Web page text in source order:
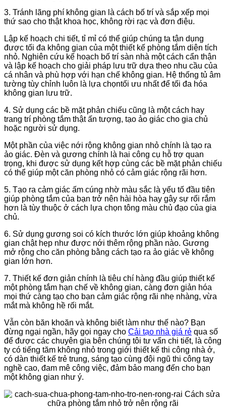
3. Tránh lãng phí không gian là cách bố trí và sắp xếp mọi
thứ sao cho thật khoa học, không rời rạc và đơn điệu.
Lập kế hoạch chi tiết, tỉ mỉ có thể giúp chúng ta tận dụng
được tối đa không gian của một thiết kế phòng tắm diện tích
nhỏ. Nghiên cứu kế hoạch bố trí sàn nhà một cách cẩn thận
và lập kế hoạch cho giải pháp lưu trữ dựa theo nhu cầu của
cá nhân và phù hợp với hạn chế không gian. Hệ thống tủ âm
tường tùy chỉnh luôn là lựa chọntối ưu nhất để tối đa hóa
không gian lưu trữ.
4. Sử dụng các bề mặt phản chiếu cũng là một cách hay
trang trí phòng tắm thật ấn tượng, tạo ảo giác cho gia chủ
hoặc người sử dụng.
Một phần của việc nới rộng không gian nhỏ chính là tạo ra
ảo giác. Đèn và gương chính là hai công cụ hỗ trợ quan
trọng, khi được sử dụng kết hợp cùng các bề mặt phản chiếu
có thể giúp một căn phòng nhỏ có cảm giác rộng rãi hơn.
5. Tạo ra cảm giác ấm cúng nhờ màu sắc là yếu tố đầu tiên
giúp phòng tắm của bạn trở nên hài hòa hay gây sự rối rắm
hơn là tùy thuộc ở cách lựa chọn tông màu chủ đạo của gia
chủ.
6. Sử dụng gương soi có kích thước lớn giúp khoảng không
gian chật hẹp như được nới thêm rộng phần nào. Gương
mở rộng cho căn phòng bằng cách tạo ra ảo giác về không
gian lớn hơn.
7. Thiết kế đơn giản chính là tiêu chí hàng đầu giúp thiết kế
một phòng tắm hạn chế về không gian, càng đơn giản hóa
mọi thứ càng tạo cho bạn cảm giác rộng rãi nhẹ nhàng, vừa
mắt mà không hề rối mắt.
Vẫn còn băn khoăn và không biết làm như thế nào? Bạn
đừng ngại ngần, hãy gọi ngay cho Cải tạo nhà giá rẻ qua số
để được các chuyên gia bên chúng tôi tư vấn chi tiết, là công
ty có tiếng tăm không nhỏ trong giới thiết kế thi công nhà ở,
có dàn thiết kế trẻ trung, sáng tạo cùng đội ngũ thi công tay
nghề cao, đam mê công việc, đảm bảo mang đến cho bạn
một không gian như ý.